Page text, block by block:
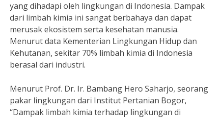
yang dihadapi oleh lingkungan di Indonesia. Dampak
dari limbah kimia ini sangat berbahaya dan dapat
merusak ekosistem serta kesehatan manusia.
Menurut data Kementerian Lingkungan Hidup dan
Kehutanan, sekitar 70% limbah kimia di Indonesia
berasal dari industri.
Menurut Prof. Dr. Ir. Bambang Hero Saharjo, seorang
pakar lingkungan dari Institut Pertanian Bogor,
“Dampak limbah kimia terhadap lingkungan di